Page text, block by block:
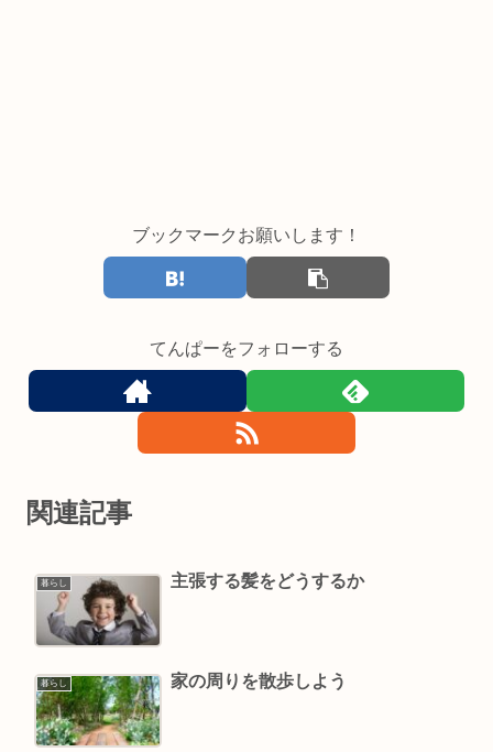
ブックマークお願いします！
てんぱーをフォローする
関連記事
暮らし 主張する髪をどうするか
暮らし 家の周りを散歩しよう